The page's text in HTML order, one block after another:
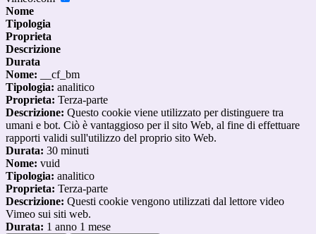
Nome
Tipologia
Proprieta
Descrizione
Durata
Nome: __cf_bm
Tipologia: analitico
Proprieta: Terza-parte
Descrizione: Questo cookie viene utilizzato per distinguere tra
umani e bot. Ciò è vantaggioso per il sito Web, al fine di effettuare
rapporti validi sull'utilizzo del proprio sito Web.
Durata: 30 minuti
Nome: vuid
Tipologia: analitico
Proprieta: Terza-parte
Descrizione: Questi cookie vengono utilizzati dal lettore video
Vimeo sui siti web.
Durata: 1 anno 1 mese